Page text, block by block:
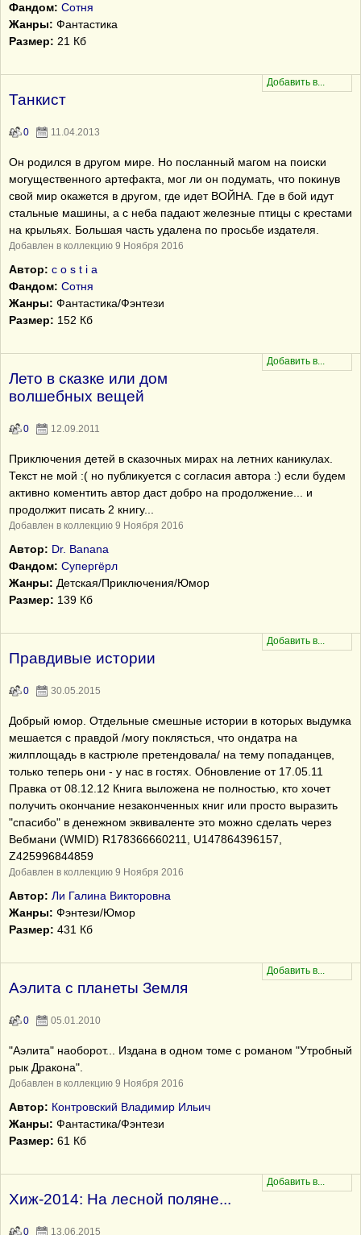
Фандом: Сотня
Жанры: Фантастика
Размер: 21 Кб
Танкист
0 11.04.2013
Он родился в другом мире. Но посланный магом на поиски
могущественного артефакта, мог ли он подумать, что покинув
свой мир окажется в другом, где идет ВОЙНА. Где в бой идут
стальные машины, а с неба падают железные птицы с крестами
на крыльях. Большая часть удалена по просьбе издателя.
Добавлен в коллекцию 9 Ноября 2016
Автор: c o s t i a
Фандом: Сотня
Жанры: Фантастика/Фэнтези
Размер: 152 Кб
Лето в сказке или дом
волшебных вещей
0 12.09.2011
Приключения детей в сказочных мирах на летних каникулах.
Текст не мой :( но публикуется с согласия автора :) если будем
активно коментить автор даст добро на продолжение... и
продолжит писать 2 книгу...
Добавлен в коллекцию 9 Ноября 2016
Автор: Dr. Banana
Фандом: Супергёрл
Жанры: Детская/Приключения/Юмор
Размер: 139 Кб
Правдивые истории
0 30.05.2015
Добрый юмор. Отдельные смешные истории в которых выдумка
мешается с правдой /могу поклясться, что ондатра на
жилплощадь в кастрюле претендовала/ на тему попаданцев,
только теперь они - у нас в гостях. Обновление от 17.05.11
Правка от 08.12.12 Книга выложена не полностью, кто хочет
получить окончание незаконченных книг или просто выразить
"спасибо" в денежном эквиваленте это можно сделать через
Вебмани (WMID) R178366660211, U147864396157,
Z425996844859
Добавлен в коллекцию 9 Ноября 2016
Автор: Ли Галина Викторовна
Жанры: Фэнтези/Юмор
Размер: 431 Кб
Аэлита с планеты Земля
0 05.01.2010
"Аэлита" наоборот... Издана в одном томе с романом "Утробный
рык Дракона".
Добавлен в коллекцию 9 Ноября 2016
Автор: Контровский Владимир Ильич
Жанры: Фантастика/Фэнтези
Размер: 61 Кб
Хиж-2014: На лесной поляне...
0 13.06.2015